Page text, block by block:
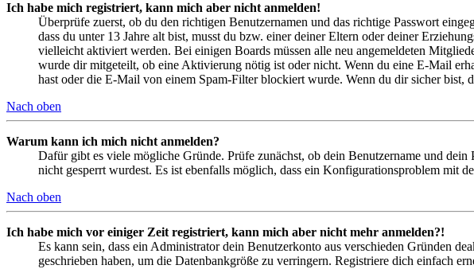
Ich habe mich registriert, kann mich aber nicht anmelden!
Überprüfe zuerst, ob du den richtigen Benutzernamen und das richtige Passwort
dass du unter 13 Jahre alt bist, musst du bzw. einer deiner Eltern oder deiner
vielleicht aktiviert werden. Bei einigen Boards müssen alle neu angemeldeten
wurde dir mitgeteilt, ob eine Aktivierung nötig ist oder nicht. Wenn du eine E-Mail
hast oder die E-Mail von einem Spam-Filter blockiert wurde. Wenn du dir sicher bist,
Nach oben
Warum kann ich mich nicht anmelden?
Dafür gibt es viele mögliche Gründe. Prüfe zunächst, ob dein Benutzername und
nicht gesperrt wurdest. Es ist ebenfalls möglich, dass ein Konfigurationsproblem mit
Nach oben
Ich habe mich vor einiger Zeit registriert, kann mich aber nicht mehr anmelden?!
Es kann sein, dass ein Administrator dein Benutzerkonto aus verschieden Gründen
geschrieben haben, um die Datenbankgröße zu verringern. Registriere dich einfach